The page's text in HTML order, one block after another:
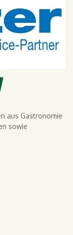
aus Gastronomie
sowie